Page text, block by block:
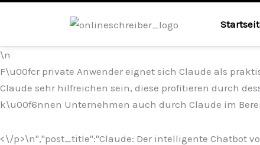
\n
F\u00fcr private Anwender eignet sich Claude als
Claude sehr hilfreichen sein, diese profitieren durch
k\u00f6nnen Unternehmen auch durch Claude im
<\/p>\n","post_title":"Claude: Der intelligente Chatbot